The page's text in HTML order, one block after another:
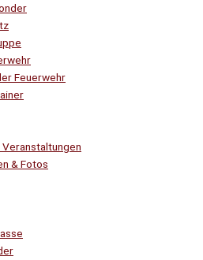
Feuerwehr
Veranstaltungen
& Fotos